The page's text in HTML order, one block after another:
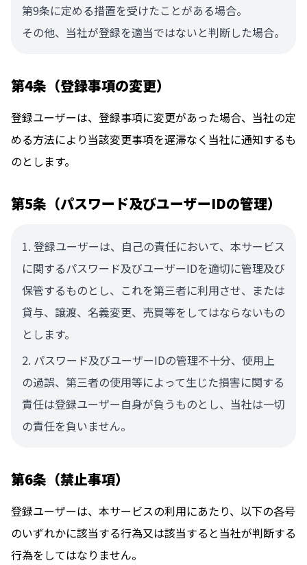
第9条に定める措置を受けたことがある場合。
その他、当社が登録を適当ではないと判断した場合。
第4条（登録事項の変更）
登録ユーザーは、登録事項に変更があった場合、当社の定
める方法により当該変更事項を遅滞なく当社に通知するも
のとします。
第5条（パスワード及びユーザーIDの管理）
登録ユーザーは、自己の責任において、本サービス
に関するパスワード及びユーザーIDを適切に管理及び
保管するものとし、これを第三者に利用させ、または
貸与、譲渡、名義変更、売買等をしてはならないもの
とします。
パスワード及びユーザーIDの管理不十分、使用上
の過誤、第三者の使用等によって生じた損害に関する
責任は登録ユーザー自身が負うものとし、当社は一切
の責任を負いません。
第6条（禁止事項）
登録ユーザーは、本サービスの利用にあたり、以下の各号
のいずれかに該当する行為又は該当すると当社が判断する
行為をしてはなりません。